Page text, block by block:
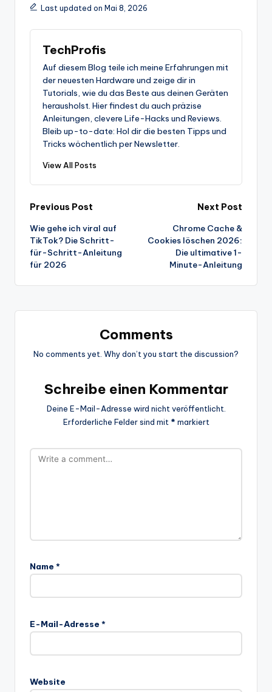
Last updated on Mai 8, 2026
TechProfis
Auf diesem Blog teile ich meine Erfahrungen mit
der neuesten Hardware und zeige dir in
Tutorials, wie du das Beste aus deinen Geräten
herausholst. Hier findest du auch präzise
Anleitungen, clevere Life-Hacks und Reviews.
Bleib up-to-date: Hol dir die besten Tipps und
Tricks wöchentlich per Newsletter.
View All Posts
Post
navigation
Previous Post
Wie gehe ich viral auf
TikTok? Die Schritt-
für-Schritt-Anleitung
für 2026
Next Post
Chrome Cache &
Cookies löschen 2026:
Die ultimative 1-
Minute-Anleitung
Comments
No comments yet. Why don’t you start the discussion?
Schreibe einen Kommentar
Deine E-Mail-Adresse wird nicht veröffentlicht.
Erforderliche Felder sind mit * markiert
Name *
E-Mail-Adresse *
Website